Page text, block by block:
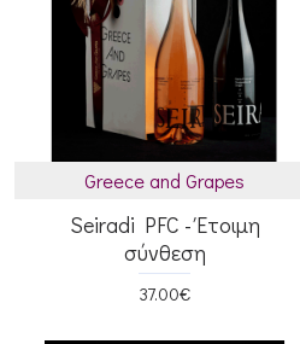
Greece and Grapes
Seiradi PFC - Έτοιμη
σύνθεση
37.00€